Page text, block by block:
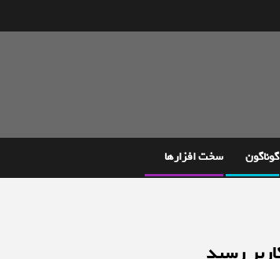
گوناگون سخت افزارها